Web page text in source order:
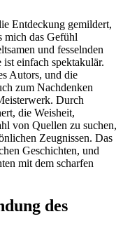
Entdeckung gemildert,
mich das Gefühl
und fesselnden
einfach spektakulär.
Autors, und die
zum Nachdenken
Durch
die Weisheit,
von Quellen zu suchen,
Zeugnissen. Das
Geschichten, und
mit dem scharfen
des